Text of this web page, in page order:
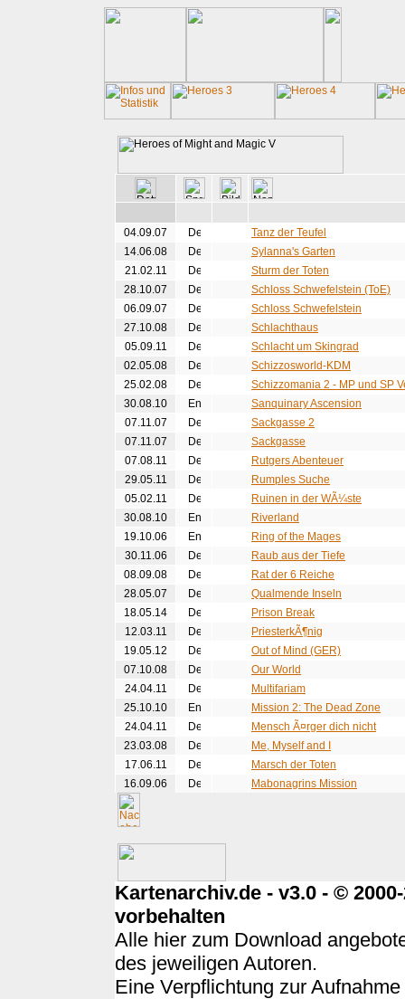
04.09.07
Tanz der Teufel
14.06.08
Sylanna's Garten
21.02.11
Sturm der Toten
28.10.07
Schloss Schwefelstein (ToE)
06.09.07
Schloss Schwefelstein
27.10.08
Schlachthaus
05.09.11
Schlacht um Skingrad
02.05.08
Schizzosworld-KDM
25.02.08
Schizzomania 2 - MP und SP
30.08.10
Sanquinary Ascension
07.11.07
Sackgasse 2
07.11.07
Sackgasse
07.08.11
Rutgers Abenteuer
29.05.11
Rumples Suche
05.02.11
Ruinen in der WÃ¼ste
30.08.10
Riverland
19.10.06
Ring of the Mages
30.11.06
Raub aus der Tiefe
08.09.08
Rat der 6 Reiche
28.05.07
Qualmende Inseln
18.05.14
Prison Break
12.03.11
PriesterkÃ¶nig
19.05.12
Out of Mind (GER)
07.10.08
Our World
24.04.11
Multifariam
25.10.10
Mission 2: The Dead Zone
24.04.11
Mensch Ã¤rger dich nicht
23.03.08
Me, Myself and I
17.06.11
Marsch der Toten
16.09.06
Mabonagrins Mission
Kartenarchiv.de - v3.0 - ©
vorbehalten
Alle hier zum Download
des jeweiligen Autoren.
Eine Verpflichtung zur